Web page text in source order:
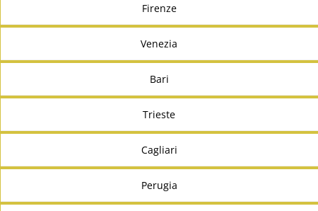
Firenze
Venezia
Bari
Trieste
Cagliari
Perugia